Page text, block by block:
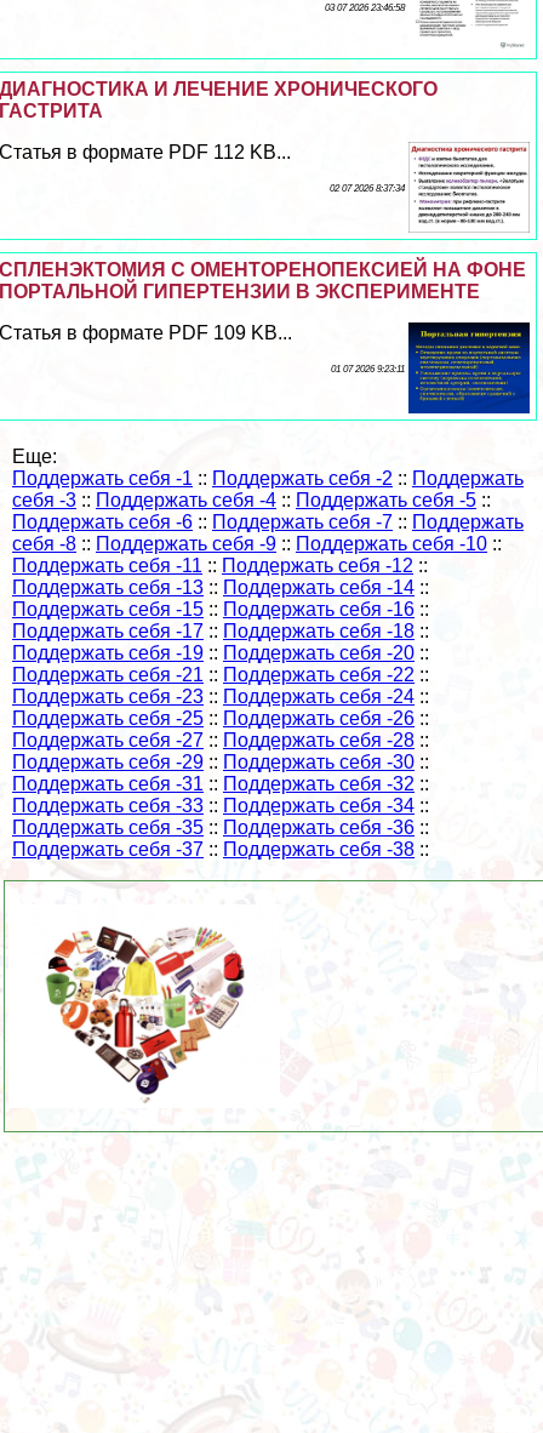
03 07 2026 23:46:58
ДИАГНОСТИКА И ЛЕЧЕНИЕ ХРОНИЧЕСКОГО
ГАСТРИТА
Статья в формате PDF 112 KB...
02 07 2026 8:37:34
СПЛЕНЭКТОМИЯ С ОМЕНТОРЕНОПЕКСИЕЙ НА ФОНЕ
ПОРТАЛЬНОЙ ГИПЕРТЕНЗИИ В ЭКСПЕРИМЕНТЕ
Статья в формате PDF 109 KB...
01 07 2026 9:23:11
Еще:
Поддержать себя -1 :: Поддержать себя -2 :: Поддержать
себя -3 :: Поддержать себя -4 :: Поддержать себя -5 ::
Поддержать себя -6 :: Поддержать себя -7 :: Поддержать
себя -8 :: Поддержать себя -9 :: Поддержать себя -10 ::
Поддержать себя -11 :: Поддержать себя -12 ::
Поддержать себя -13 :: Поддержать себя -14 ::
Поддержать себя -15 :: Поддержать себя -16 ::
Поддержать себя -17 :: Поддержать себя -18 ::
Поддержать себя -19 :: Поддержать себя -20 ::
Поддержать себя -21 :: Поддержать себя -22 ::
Поддержать себя -23 :: Поддержать себя -24 ::
Поддержать себя -25 :: Поддержать себя -26 ::
Поддержать себя -27 :: Поддержать себя -28 ::
Поддержать себя -29 :: Поддержать себя -30 ::
Поддержать себя -31 :: Поддержать себя -32 ::
Поддержать себя -33 :: Поддержать себя -34 ::
Поддержать себя -35 :: Поддержать себя -36 ::
Поддержать себя -37 :: Поддержать себя -38 ::